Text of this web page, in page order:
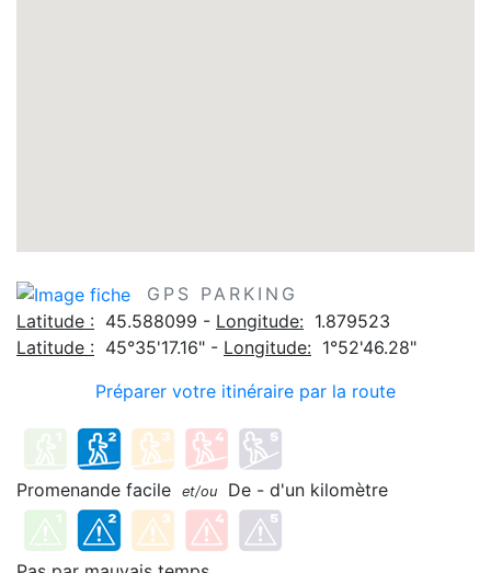
GPS PARKING
Latitude : 45.588099 - Longitude: 1.879523
Latitude : 45°35'17.16" - Longitude: 1°52'46.28"
Préparer votre itinéraire par la route
Promenande facile et/ou De - d'un kilomètre